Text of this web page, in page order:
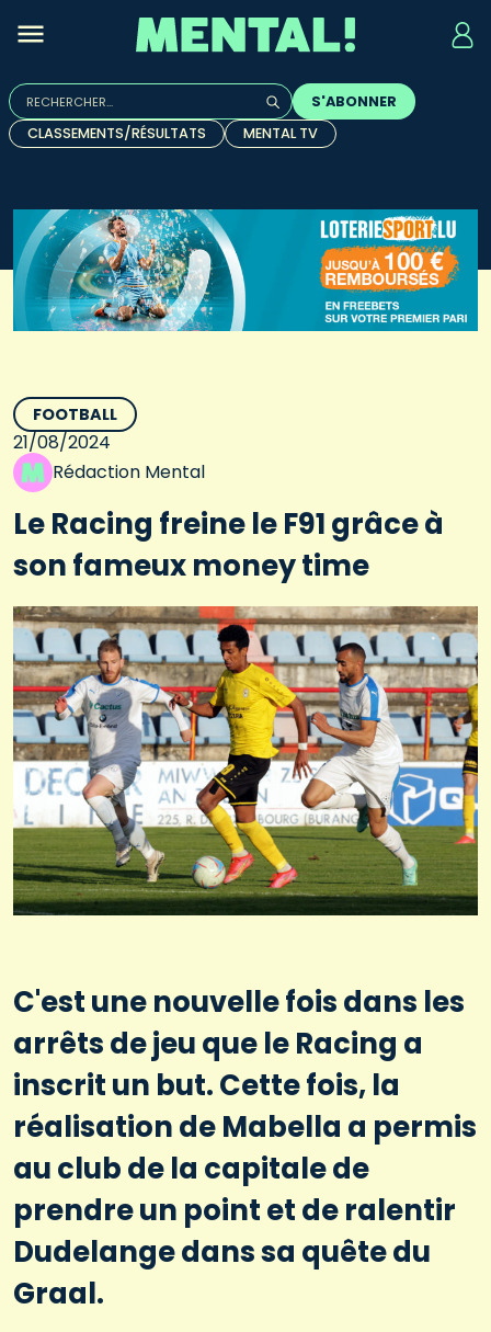
Rechercher :
Quand les résultats de l'auto-complétion sont
S'ABONNER
CLASSEMENTS/RÉSULTATS
MENTAL TV
FOOTBALL
21/08/2024
Rédaction Mental
Le Racing freine le F91 grâce à
son fameux money time
C'est une nouvelle fois dans les
arrêts de jeu que le Racing a
inscrit un but. Cette fois, la
réalisation de Mabella a permis
au club de la capitale de
prendre un point et de ralentir
Dudelange dans sa quête du
Graal.